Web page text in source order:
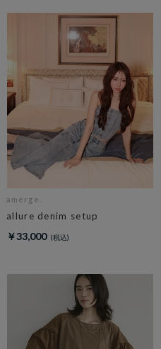
amerge.
allure denim setup
￥33,000